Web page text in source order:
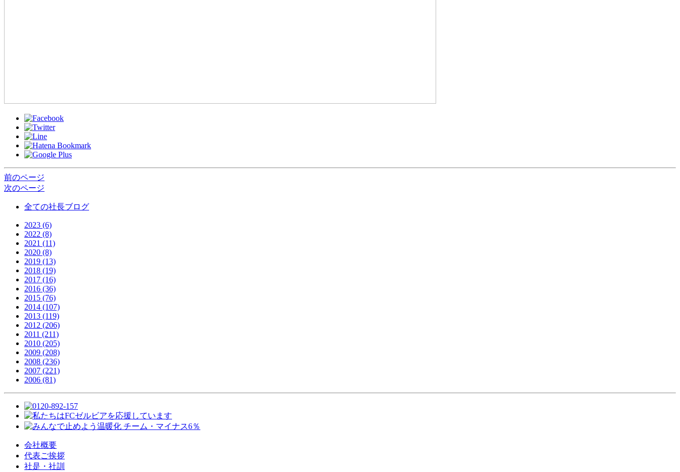
前のページ
次のページ
全ての社長ブログ
2023 (6)
2022 (8)
2021 (11)
2020 (8)
2019 (13)
2018 (19)
2017 (16)
2016 (36)
2015 (76)
2014 (107)
2013 (119)
2012 (206)
2011 (211)
2010 (205)
2009 (208)
2008 (236)
2007 (221)
2006 (81)
会社概要
代表ご挨拶
社是・社訓